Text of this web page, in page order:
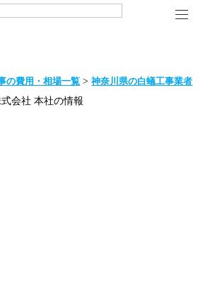
の費用・相場一覧 >神奈川県の白蟻工事業者
会社 本社の情報